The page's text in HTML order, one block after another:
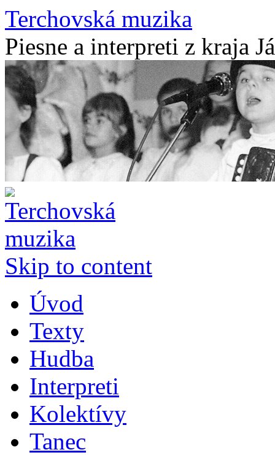
Terchovská muzika
Piesne a interpreti z kraja
Skip to content
Úvod
Texty
Hudba
Interpreti
Kolektívy
Tanec